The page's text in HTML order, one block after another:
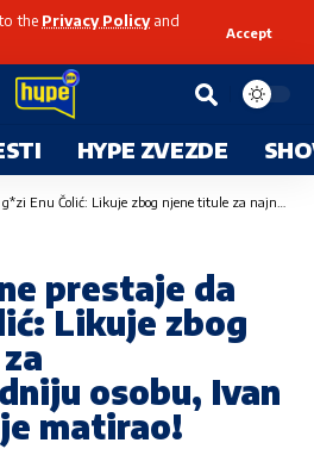
the Privacy Policyand
Accept
HYPE ZVEZDE
zbog njene titule za najnedosljedniju osobu, Ivan Marinković je matirao!
prestaje da
Likuje zbog
osobu, Ivan
matirao!